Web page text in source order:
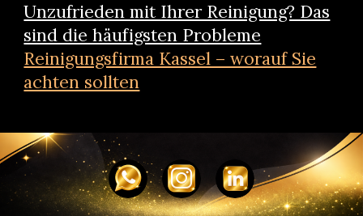
Unzufrieden mit Ihrer Reinigung? Das
sind die häufigsten Probleme
Reinigungsfirma Kassel – worauf Sie
achten sollten